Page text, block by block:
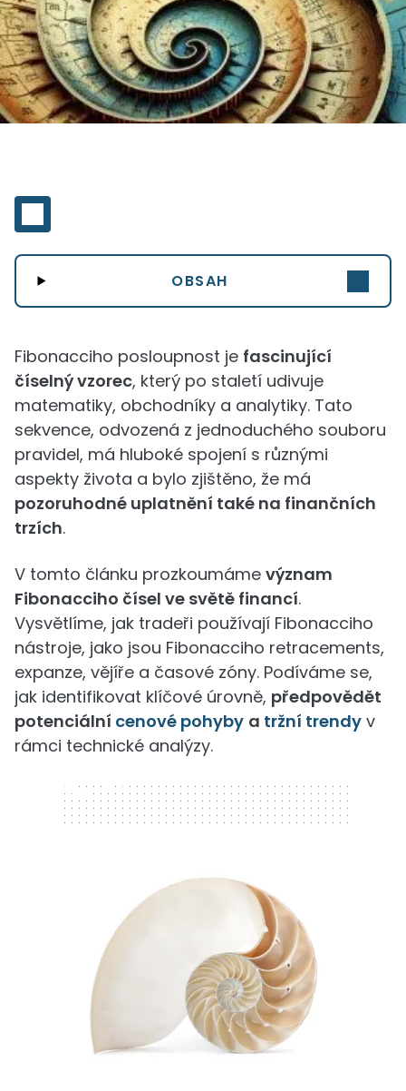
OBSAH
Fibonacciho posloupnost je fascinující
číselný vzorec, který po staletí udivuje
matematiky, obchodníky a analytiky. Tato
sekvence, odvozená z jednoduchého souboru
pravidel, má hluboké spojení s různými
aspekty života a bylo zjištěno, že má
pozoruhodné uplatnění také na finančních
trzích.
V tomto článku prozkoumáme význam
Fibonacciho čísel ve světě financí.
Vysvětlíme, jak tradeři používají Fibonacciho
nástroje, jako jsou Fibonacciho retracements,
expanze, vějíře a časové zóny. Podíváme se,
jak identifikovat klíčové úrovně, předpovědět
potenciální cenové pohyby a tržní trendy v
rámci technické analýzy.
320 x 50